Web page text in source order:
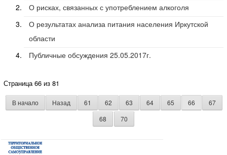
О рисках, связанных с употреблением алкоголя
О результатах анализа питания населения Иркутской
области
Публичные обсуждения 25.05.2017г.
Страница 66 из 81
В начало Назад 61 62 63 64 65 66
67
68
70